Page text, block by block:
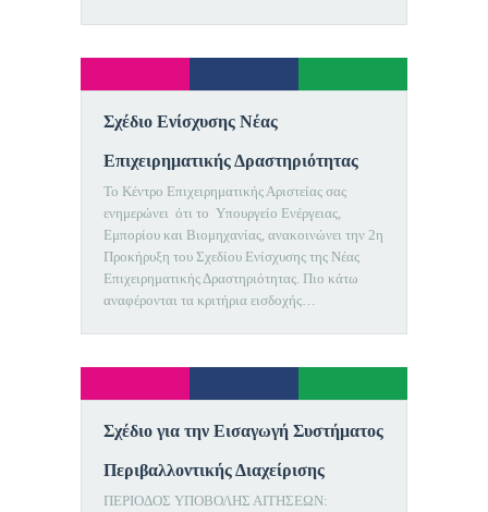
Σχέδιο Ενίσχυσης Νέας
Επιχειρηματικής Δραστηριότητας
Το Κέντρο Επιχειρηματικής Αριστείας σας
ενημερώνει ότι το Υπουργείο Ενέργειας,
Εμπορίου και Βιομηχανίας, ανακοινώνει την 2η
Προκήρυξη του Σχεδίου Ενίσχυσης της Νέας
Επιχειρηματικής Δραστηριότητας. Πιο κάτω
αναφέρονται τα κριτήρια εισδοχής…
Σχέδιο για την Εισαγωγή Συστήματος
Περιβαλλοντικής Διαχείρισης
ΠΕΡΙΟΔΟΣ ΥΠΟΒΟΛΗΣ ΑΙΤΗΣΕΩΝ: